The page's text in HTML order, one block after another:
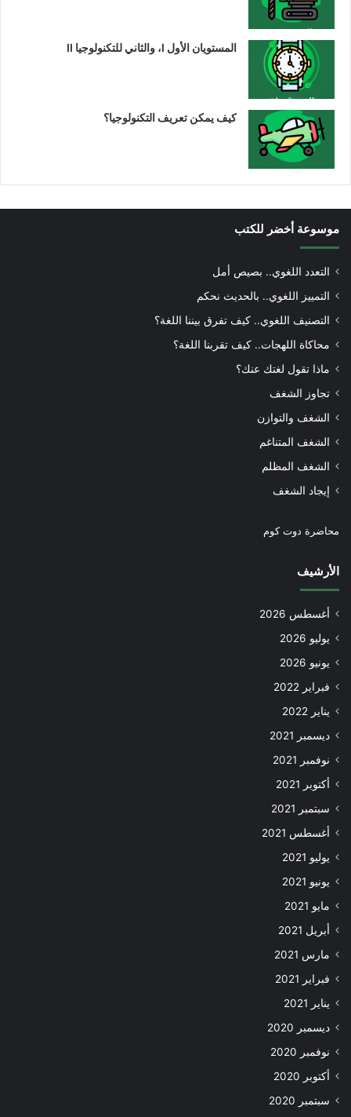
المستويان الأول I، والثاني للتكنولوجيا II
كيف يمكن تعريف التكنولوجيا؟
موسوعة أخضر للكتب
التعدد اللغوي.. بصيص أمل
التمييز اللغوي.. بالحديث نحكم
التصنيف اللغوي.. كيف تفرق بيننا اللغة؟
محاكاة اللهجات.. كيف تقربنا اللغة؟
ماذا تقول لغتك عنك؟
تجاوز الشغف
الشغف والتوازن
الشغف المتناغم
الشغف المظلم
إيجاد الشغف
محاضرة دوت كوم
الأرشيف
أغسطس 2026
يوليو 2026
يونيو 2026
فبراير 2022
يناير 2022
ديسمبر 2021
نوفمبر 2021
أكتوبر 2021
سبتمبر 2021
أغسطس 2021
يوليو 2021
يونيو 2021
مايو 2021
أبريل 2021
مارس 2021
فبراير 2021
يناير 2021
ديسمبر 2020
نوفمبر 2020
أكتوبر 2020
سبتمبر 2020